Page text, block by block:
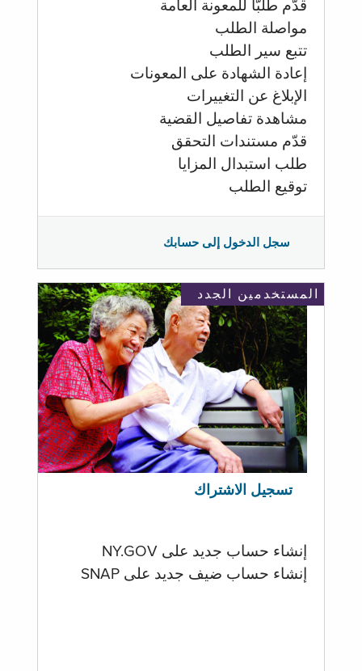
قدّم طلبّا للمعونة العامة
مواصلة الطلب
تتبع سير الطلب
إعادة الشهادة على المعونات
الإبلاغ عن التغييرات
مشاهدة تفاصيل القضية
قدّم مستندات التحقق
طلب استبدال المزايا
توقيع الطلب
سجل الدخول إلى حسابك
المستخدمين الجدد
تسجيل الاشتراك
إنشاء حساب جديد على NY.GOV
إنشاء حساب ضيف جديد على SNAP